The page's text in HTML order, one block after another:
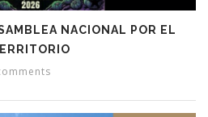
NACIONAL POR EL